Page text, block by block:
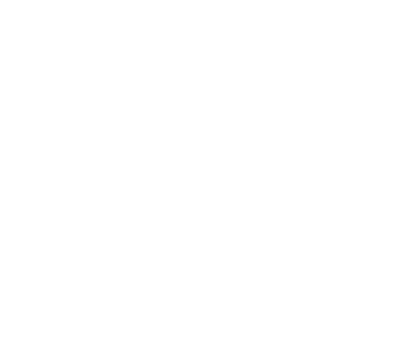
verlangen.
über diese Versicherung erhalten Sie beim
wird jährlich gezahlt. Sind Sie